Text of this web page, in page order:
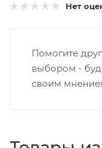
Нет
Помогите
выбором -
своим